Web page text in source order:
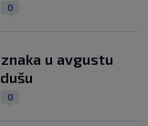
0
u avgustu
0